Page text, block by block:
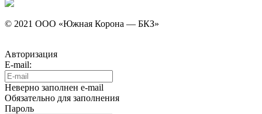
© 2021 ООО «Южная Корона — БКЗ»
Авторизация
E-mail:
Неверно заполнен e-mail
Обязательно для заполнения
Пароль